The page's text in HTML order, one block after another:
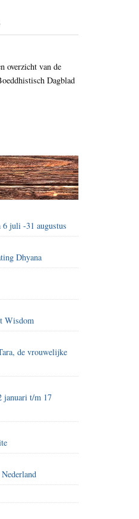
overzicht van de
Dagblad
juli -31 augustus
Dhyana
Wisdom
de vrouwelijke
januari t/m 17